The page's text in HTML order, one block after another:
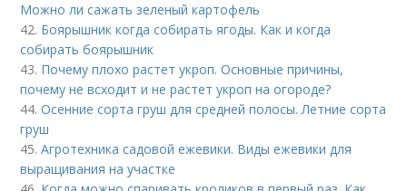
Можно ли сажать зеленый картофель
42. Боярышник когда собирать ягоды. Как и когда
собирать боярышник
43. Почему плохо растет укроп. Основные причины,
почему не всходит и не растет укроп на огороде?
44.Осенние сорта груш для средней полосы. Летние сорта
груш
45.Агротехника садовой ежевики. Виды ежевики для
выращивания на участке